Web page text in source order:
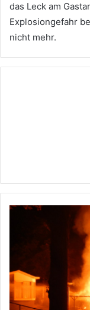
das Leck am
Explosiongefahr
nicht mehr.